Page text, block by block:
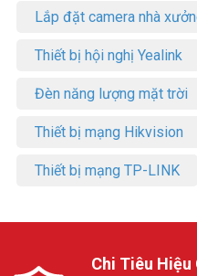
Lắp đặt camera nhà
Thiết bị hội nghị Yealink
Đèn năng lượng mặt trời
Thiết bị mạng Hikvision
Thiết bị mạng TP-LINK
Chi Tiêu Hiệu